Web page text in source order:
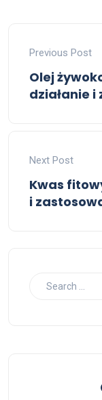
Previous Post
Olej
działanie
Next Post
Kwas
i